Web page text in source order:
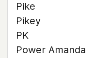
Pike
Pikey
PK
Power Amanda